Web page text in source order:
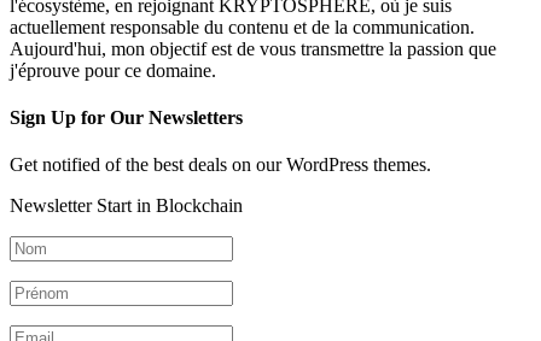
l'écosystème, en rejoignant KRYPTOSPHERE, où je suis
actuellement responsable du contenu et de la communication.
Aujourd'hui, mon objectif est de vous transmettre la passion que
j'éprouve pour ce domaine.
Sign Up for Our Newsletters
Get notified of the best deals on our WordPress themes.
Newsletter Start in Blockchain